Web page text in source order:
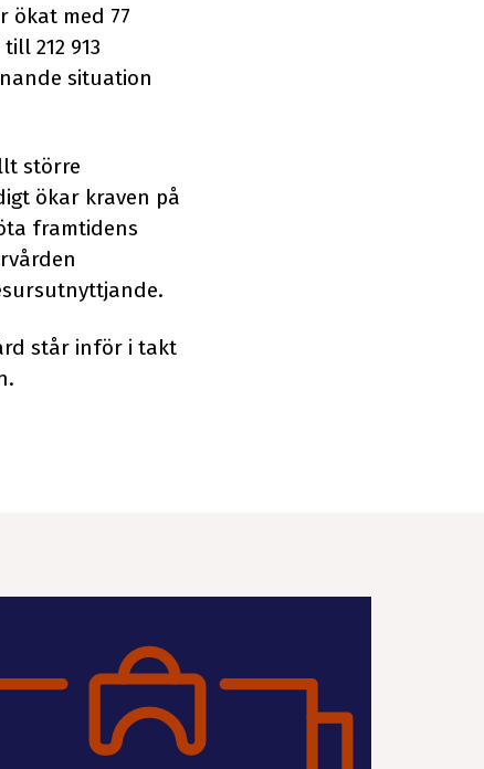
ökat med 77
212 913
situation
större
ökar kraven på
framtidens
står inför i takt